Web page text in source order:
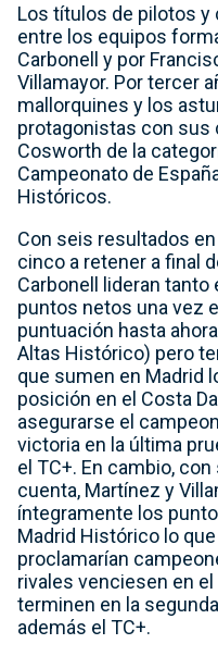
Los títulos de pilotos
entre los equipos
Carbonell y por
Villamayor. Por tercer
mallorquines y los
protagonistas con sus
Cosworth de la
Campeonato de
Históricos.
Con seis resultados
cinco a retener a final
Carbonell lideran
puntos netos una vez
puntuación hasta
Altas Histórico) pero
que sumen en Madrid
posición en el Costa
asegurarse el
victoria en la última
el TC+. En cambio,
cuenta, Martínez y
íntegramente los
Madrid Histórico lo
proclamarían
rivales venciesen en
terminen en la
además el TC+.